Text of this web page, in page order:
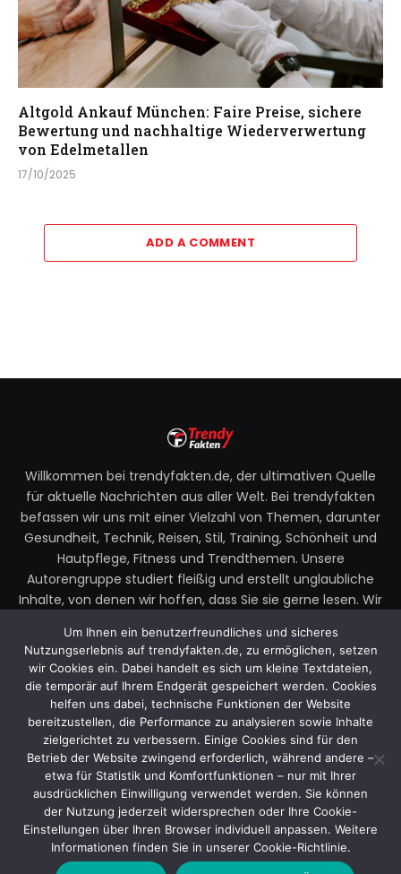
Altgold Ankauf München: Faire Preise, sichere
Bewertung und nachhaltige Wiederverwertung
von Edelmetallen
17/10/2025
ADD A COMMENT
Willkommen bei trendyfakten.de, der ultimativen Quelle
für aktuelle Nachrichten aus aller Welt. Bei trendyfakten
befassen wir uns mit einer Vielzahl von Themen, darunter
Gesundheit, Technik, Reisen, Stil, Training, Schönheit und
Hautpflege, Fitness und Trendthemen. Unsere
Autorengruppe studiert fleißig und erstellt unglaubliche
Inhalte, von denen wir hoffen, dass Sie sie gerne lesen. Wir
Zögern Sie also nicht, uns Ihre Gedanken zu unseren
Beiträgen mitzuteilen.
Email:faktentrendy@gmail.com
Facebook
X
(Twitter)
InstagramYouTube
© 2025 Trendy Fakten. Entworfen von Trendy Fakten.
Um Ihnen ein benutzerfreundliches und sicheres
Nutzungserlebnis auf trendyfakten.de, zu ermöglichen, setzen
wir Cookies ein. Dabei handelt es sich um kleine Textdateien,
die temporär auf Ihrem Endgerät gespeichert werden. Cookies
helfen uns dabei, technische Funktionen der Website
bereitzustellen, die Performance zu analysieren sowie Inhalte
zielgerichtet zu verbessern. Einige Cookies sind für den
Betrieb der Website zwingend erforderlich, während andere –
etwa für Statistik und Komfortfunktionen – nur mit Ihrer
ausdrücklichen Einwilligung verwendet werden. Sie können
der Nutzung jederzeit widersprechen oder Ihre Cookie-
Einstellungen über Ihren Browser individuell anpassen. Weitere
Informationen finden Sie in unserer Cookie-Richtlinie.